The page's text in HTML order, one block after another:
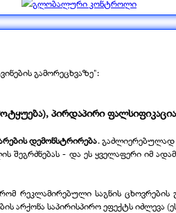
გამორეცხვაზე":
პირდაპირი ფალსიფიკაცია
დემონსტრირება. გაძლიერებულად
შეგრძნებას - და ეს ყველაფერი იმ
რეკლამირებული საგნის
არქონა საპირისპირო ეფექტს იძლევა